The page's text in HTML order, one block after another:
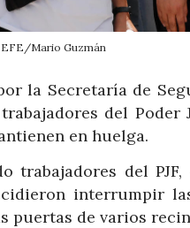
EFE/Mario Guzmán
la Secretaría de
del Poder
en huelga.
trabajadores del
interrumpir
puertas de varios